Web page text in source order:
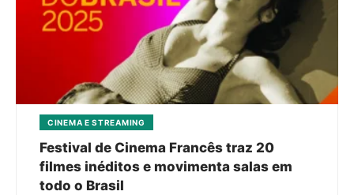
CINEMA E STREAMING
Festival de Cinema Francês traz 20
filmes inéditos e movimenta salas em
todo o Brasil